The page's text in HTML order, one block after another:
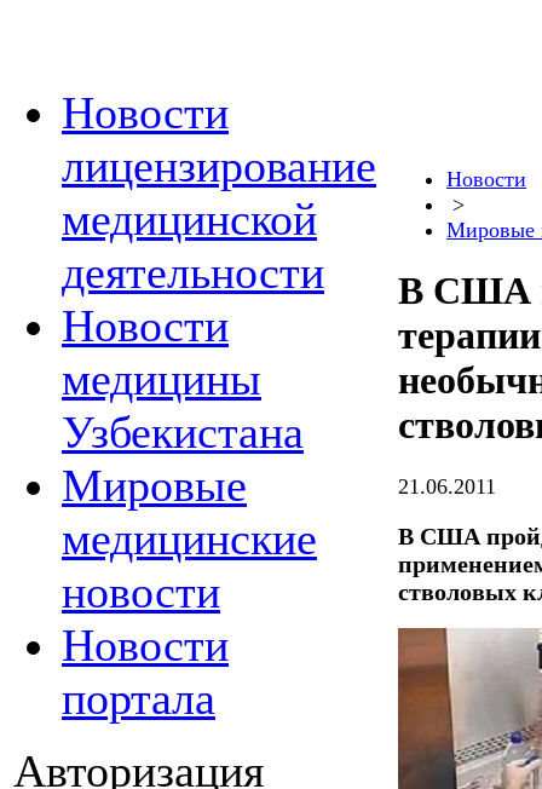
Новости
лицензирование
медицинской
деятельности
Новости
медицины
Узбекистана
Мировые
медицинские
новости
Новости
портала
Авторизация
Новости
>
Мировые
В США
21.06.2011
В США
стволовых